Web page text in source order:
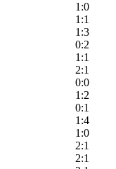
1:0
1:1
1:3
0:2
1:1
2:1
0:0
1:2
0:1
1:4
1:0
2:1
2:1